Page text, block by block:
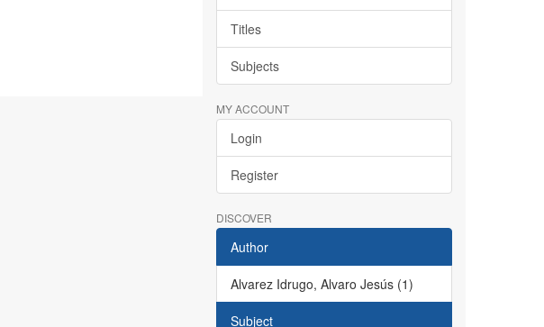
Titles
Subjects
MY ACCOUNT
Login
Register
DISCOVER
Author
Alvarez Idrugo, Alvaro Jesús (1)
Subject